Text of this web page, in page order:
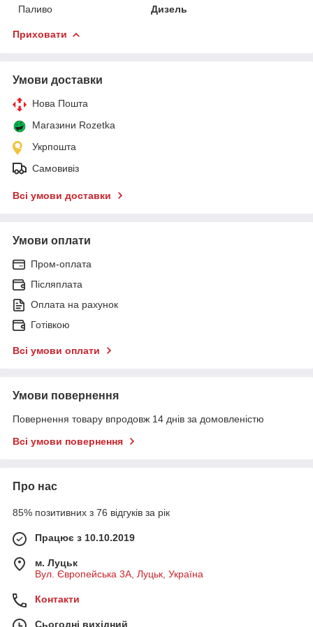
Паливо
Дизель
Приховати
Умови доставки
Нова Пошта
Магазини Rozetka
Укрпошта
Самовивіз
Всі умови доставки
Умови оплати
Пром-оплата
Післяплата
Оплата на рахунок
Готівкою
Всі умови оплати
Умови повернення
Повернення товару впродовж 14 днів за домовленістю
Всі умови повернення
Про нас
85% позитивних з 76 відгуків за рік
Працює з 10.10.2019
м. Луцьк
Вул. Європейська 3А, Луцьк, Україна
Контакти
Сьогодні вихідний